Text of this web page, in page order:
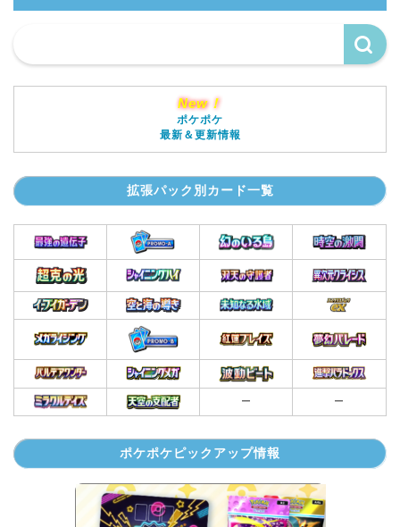
New！
ポケポケ
最新＆更新情報
拡張パック別カード一覧
ー ー
ポケポケピックアップ情報